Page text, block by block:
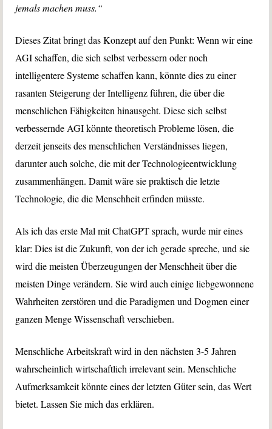
jemals machen muss.“
Dieses Zitat bringt das Konzept auf den Punkt: Wenn wir eine
AGI schaffen, die sich selbst verbessern oder noch
intelligentere Systeme schaffen kann, könnte dies zu einer
rasanten Steigerung der Intelligenz führen, die über die
menschlichen Fähigkeiten hinausgeht. Diese sich selbst
verbessernde AGI könnte theoretisch Probleme lösen, die
derzeit jenseits des menschlichen Verständnisses liegen,
darunter auch solche, die mit der Technologieentwicklung
zusammenhängen. Damit wäre sie praktisch die letzte
Technologie, die die Menschheit erfinden müsste.
Als ich das erste Mal mit ChatGPT sprach, wurde mir eines
klar: Dies ist die Zukunft, von der ich gerade spreche, und sie
wird die meisten Überzeugungen der Menschheit über die
meisten Dinge verändern. Sie wird auch einige liebgewonnene
Wahrheiten zerstören und die Paradigmen und Dogmen einer
ganzen Menge Wissenschaft verschieben.
Menschliche Arbeitskraft wird in den nächsten 3-5 Jahren
wahrscheinlich wirtschaftlich irrelevant sein. Menschliche
Aufmerksamkeit könnte eines der letzten Güter sein, das Wert
bietet. Lassen Sie mich das erklären.